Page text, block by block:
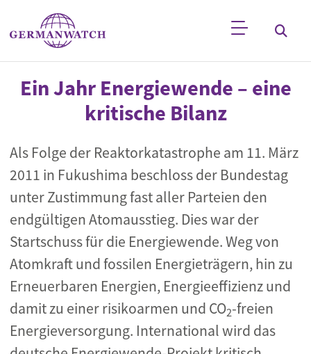
Direkt zum Inhalt
Stichwortsuche
Ein Jahr Energiewende – eine
kritische Bilanz
Als Folge der Reaktorkatastrophe am 11. März
2011 in Fukushima beschloss der Bundestag
unter Zustimmung fast aller Parteien den
endgültigen Atomausstieg. Dies war der
Startschuss für die Energiewende. Weg von
Atomkraft und fossilen Energieträgern, hin zu
Erneuerbaren Energien, Energieeffizienz und
damit zu einer risikoarmen und CO2-freien
Energieversorgung. International wird das